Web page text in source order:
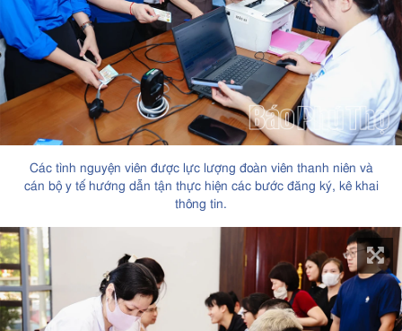
Các tình nguyện viên được lực lượng đoàn viên thanh niên và
cán bộ y tế hướng dẫn tận thực hiện các bước đăng ký, kê khai
thông tin.